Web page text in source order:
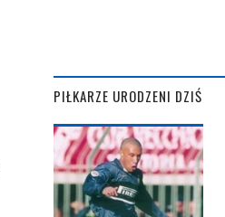
PIŁKARZE URODZENI DZIŚ